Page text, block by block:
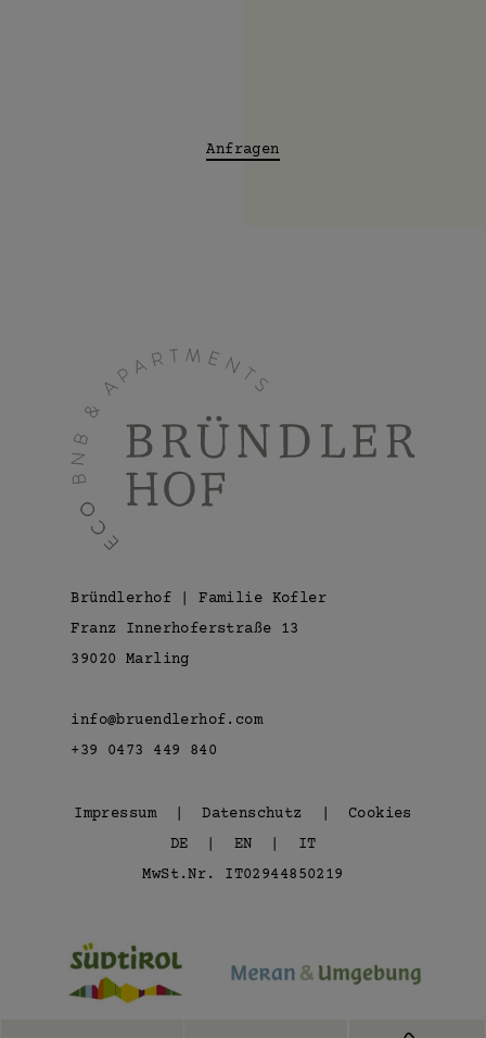
Anfragen
Bründlerhof | Familie Kofler
Franz Innerhoferstraße 13
39020 Marling
info@bruendlerhof.com
+39 0473 449 840
Impressum|Datenschutz
Cookies
DE
EN
IT
MwSt.Nr. IT02944850219